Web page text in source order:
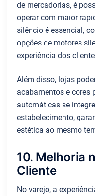
de mercadorias, é
operar com maior
silêncio é essencial,
opções de motores
experiência dos
Além disso, lojas
acabamentos e cores
automáticas se
estabelecimento,
estética ao mesmo
10. Melhoria
Cliente
No varejo, a